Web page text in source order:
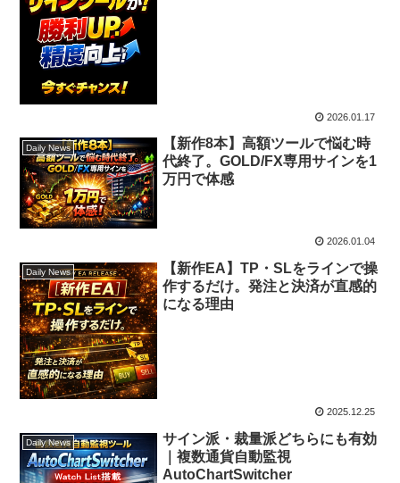
2026.01.17
Daily News
【新作8本】高額ツールで悩む時
代終了。GOLD/FX専用サインを1
万円で体感
2026.01.04
Daily News
【新作EA】TP・SLをラインで操
作するだけ。発注と決済が直感的
になる理由
2025.12.25
Daily News
サイン派・裁量派どちらにも有効
｜複数通貨自動監視
AutoChartSwitcher